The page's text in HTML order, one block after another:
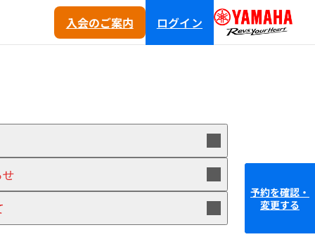
入会のご案内 ログイン
予約を確認・
変更する
せ